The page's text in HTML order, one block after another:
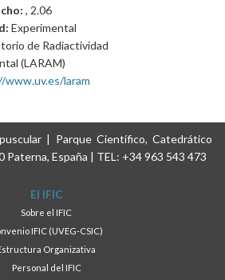
, 2.06
Experimental
de Radiactividad
(LARAM)
laram
| Parque Científico, Catedrático
Paterna, España | TEL: +34 963 543 473
El IFIC
Sobre el IFIC
IFIC (UVEG-CSIC)
Organizativa
Personal del IFIC